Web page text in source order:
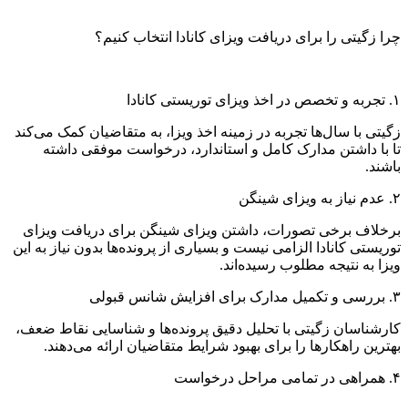
چرا زگیتی را برای دریافت ویزای کانادا انتخاب کنیم؟
۱. تجربه و تخصص در اخذ ویزای توریستی کانادا
زگیتی با سال‌ها تجربه در زمینه اخذ ویزا، به متقاضیان کمک می‌کند
تا با داشتن مدارک کامل و استاندارد، درخواست موفقی داشته
باشند.
۲. عدم نیاز به ویزای شینگن
برخلاف برخی تصورات، داشتن ویزای شینگن برای دریافت ویزای
توریستی کانادا الزامی نیست و بسیاری از پرونده‌ها بدون نیاز به این
ویزا به نتیجه مطلوب رسیده‌اند.
۳. بررسی و تکمیل مدارک برای افزایش شانس قبولی
کارشناسان زگیتی با تحلیل دقیق پرونده‌ها و شناسایی نقاط ضعف،
بهترین راهکارها را برای بهبود شرایط متقاضیان ارائه می‌دهند.
۴. همراهی در تمامی مراحل درخواست